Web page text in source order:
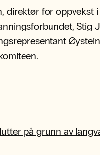
direktør for oppvekst
Stig
på grunn av